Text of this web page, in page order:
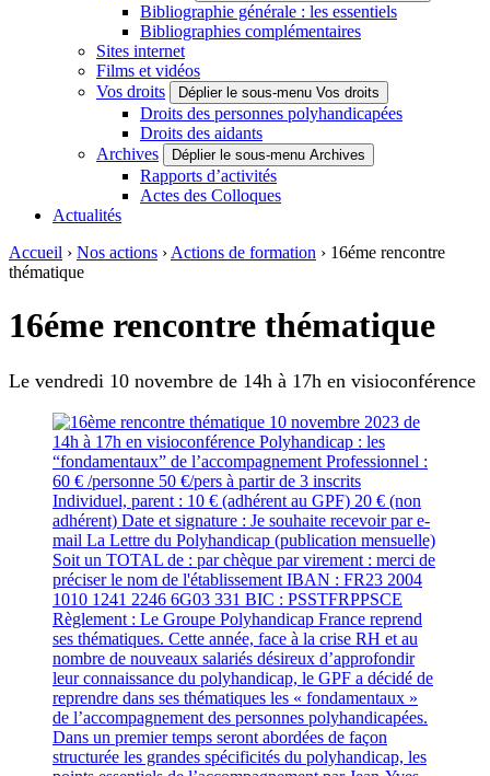
Bibliographie générale : les essentiels
Bibliographies complémentaires
Sites internet
Films et vidéos
Vos droits
Déplier le sous-menu Vos droits
Droits des personnes polyhandicapées
Droits des aidants
Archives
Déplier le sous-menu Archives
Rapports d’activités
Actes des Colloques
Actualités
Accueil › Nos actions › Actions de formation › 16éme rencontre
thématique
16éme rencontre thématique
Le vendredi 10 novembre de 14h à 17h en visioconférence